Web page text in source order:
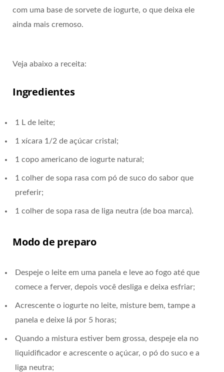
com uma base de sorvete de iogurte, o que deixa ele
ainda mais cremoso.
Veja abaixo a receita:
Ingredientes
1 L de leite;
1 xícara 1/2 de açúcar cristal;
1 copo americano de iogurte natural;
1 colher de sopa rasa com pó de suco do sabor que
preferir;
1 colher de sopa rasa de liga neutra (de boa marca).
Modo de preparo
Despeje o leite em uma panela e leve ao fogo até que
comece a ferver, depois você desliga e deixa esfriar;
Acrescente o iogurte no leite, misture bem, tampe a
panela e deixe lá por 5 horas;
Quando a mistura estiver bem grossa, despeje ela no
liquidificador e acrescente o açúcar, o pó do suco e a
liga neutra;